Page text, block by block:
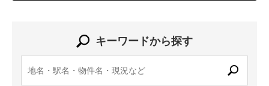
キーワードから探す